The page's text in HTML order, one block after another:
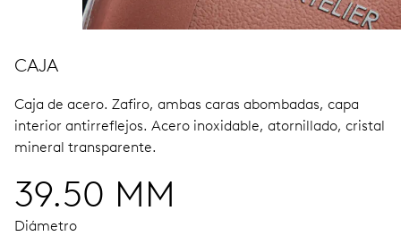
CAJA
Caja de acero. Zafiro, ambas caras abombadas, capa
interior antirreflejos. Acero inoxidable, atornillado, cristal
mineral transparente.
39.50 MM
Diámetro